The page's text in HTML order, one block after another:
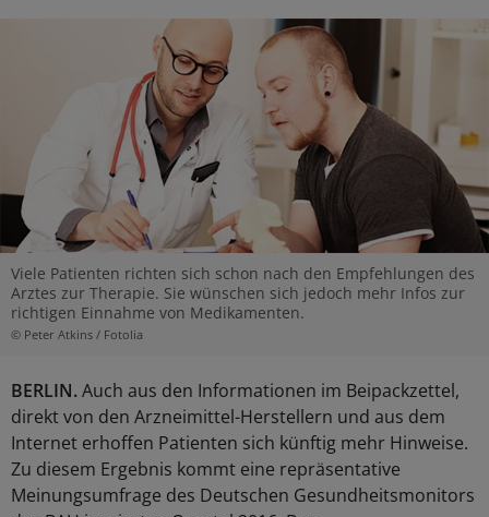
Viele Patienten richten sich schon nach den Empfehlungen des
Arztes zur Therapie. Sie wünschen sich jedoch mehr Infos zur
richtigen Einnahme von Medikamenten.
© Peter Atkins / Fotolia
BERLIN.Auch aus den Informationen im Beipackzettel,
direkt von den Arzneimittel-Herstellern und aus dem
Internet erhoffen Patienten sich künftig mehr Hinweise.
Zu diesem Ergebnis kommt eine repräsentative
Meinungsumfrage des Deutschen Gesundheitsmonitors